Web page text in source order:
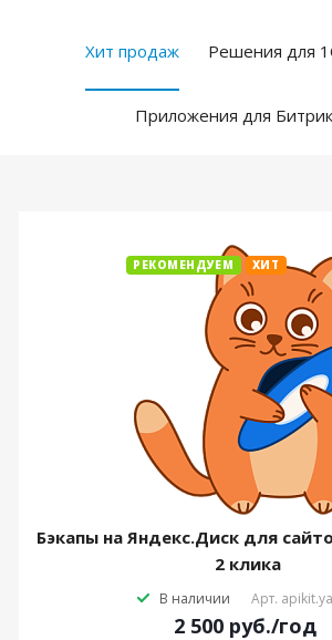
Хит продаж Решения для
Приложения для
РЕКОМЕНДУЕМ ХИТ
Бэкапы на Яндекс.Диск для
2 клика
В наличии Арт.
2 500 руб./год